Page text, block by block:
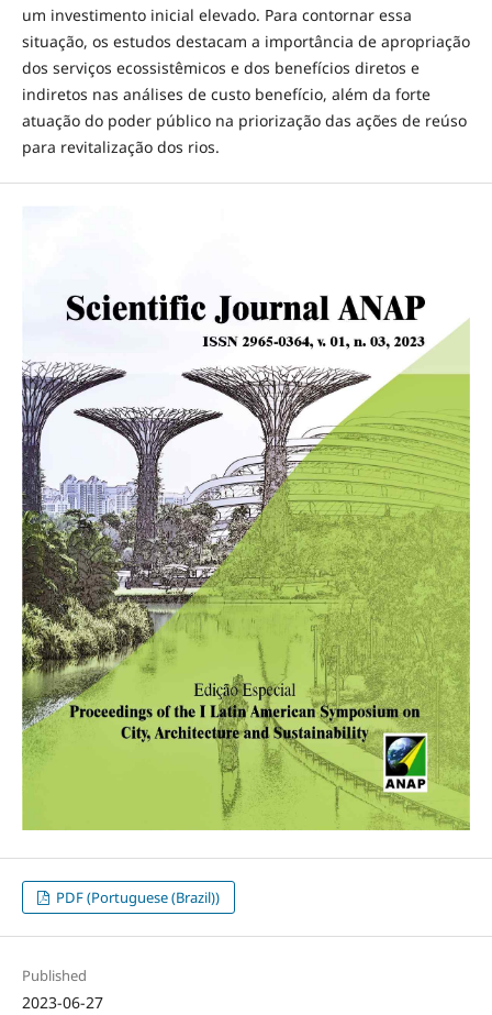
um investimento inicial elevado. Para contornar essa
situação, os estudos destacam a importância de apropriação
dos serviços ecossistêmicos e dos benefícios diretos e
indiretos nas análises de custo benefício, além da forte
atuação do poder público na priorização das ações de reúso
para revitalização dos rios.
PDF (Portuguese (Brazil))
Published
2023-06-27